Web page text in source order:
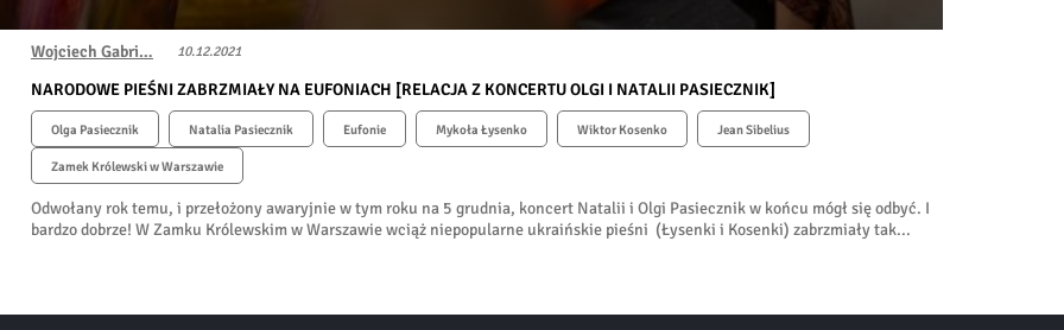
Wojciech Gabri… 10.12.2021
NARODOWE PIEŚNI ZABRZMIAŁY NA EUFONIACH [RELACJA Z KONCERTU OLGI I NATALII PASIECZNIK]
Olga Pasiecznik Natalia Pasiecznik Eufonie Mykoła Łysenko Wiktor Kosenko Jean Sibelius
Zamek Królewski w Warszawie
Odwołany rok temu, i przełożony awaryjnie w tym roku na 5 grudnia, koncert Natalii i Olgi Pasiecznik w końcu mógł się odbyć. I
bardzo dobrze! W Zamku Królewskim w Warszawie wciąż niepopularne ukraińskie pieśni (Łysenki i Kosenki) zabrzmiały tak...